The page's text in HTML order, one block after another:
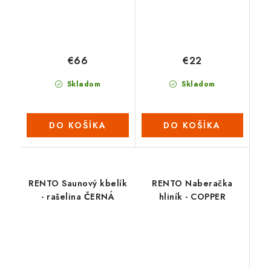
Skladom
€66
DO KOŠÍKA
Skladom
€22
DO KOŠÍKA
RENTO Saunový kbelík
- rašelina ČERNÁ
RENTO Naberačka
hliník - COPPER